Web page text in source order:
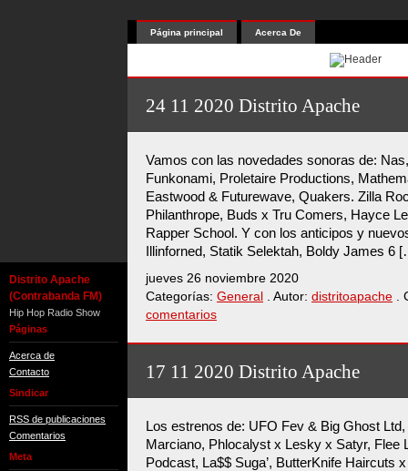
Distrito Apache
(Contrabanda FM)
Hip Hop Radio Show
Páginas
Acerca de
Contacto
Sindicar
RSS de publicaciones
Comentarios
Meta
Página principal Acerca De
24 11 2020 Distrito Apache
Vamos con las novedades sonoras de:
Funkonami, Proletaire Productions,
Eastwood & Futurewave, Quakers. Zilla
Philanthrope, Buds x Tru Comers, Hayce
Rapper School. Y con los anticipos y
Illinforned, Statik Selektah, Boldy James 6
jueves 26 noviembre 2020
Categorías: General . Autor: distritoapache .
comentarios
17 11 2020 Distrito Apache
Los estrenos de: UFO Fev & Big Ghost
Marciano, Phlocalyst x Lesky x Satyr, Flee
Podcast, La$$ Suga’, ButterKnife Haircuts